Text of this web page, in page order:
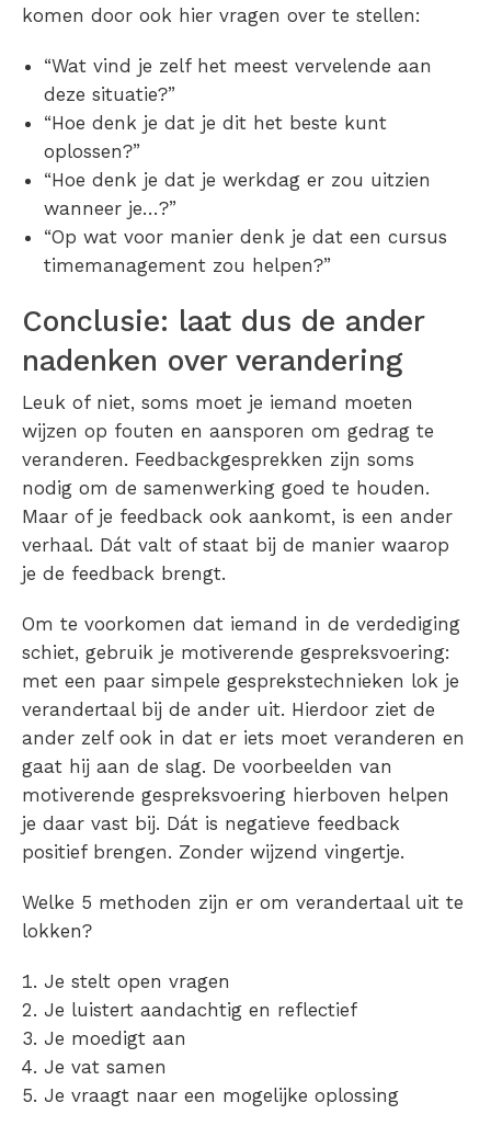
komen door ook hier vragen over te stellen:
“Wat vind je zelf het meest vervelende aan
deze situatie?”
“Hoe denk je dat je dit het beste kunt
oplossen?”
“Hoe denk je dat je werkdag er zou uitzien
wanneer je…?”
“Op wat voor manier denk je dat een cursus
timemanagement zou helpen?”
Conclusie: laat dus de ander
nadenken over verandering
Leuk of niet, soms moet je iemand moeten
wijzen op fouten en aansporen om gedrag te
veranderen. Feedbackgesprekken zijn soms
nodig om de samenwerking goed te houden.
Maar of je feedback ook aankomt, is een ander
verhaal. Dát valt of staat bij de manier waarop
je de feedback brengt.
Om te voorkomen dat iemand in de verdediging
schiet, gebruik je motiverende gespreksvoering:
met een paar simpele gesprekstechnieken lok je
verandertaal bij de ander uit. Hierdoor ziet de
ander zelf ook in dat er iets moet veranderen en
gaat hij aan de slag. De voorbeelden van
motiverende gespreksvoering hierboven helpen
je daar vast bij. Dát is negatieve feedback
positief brengen. Zonder wijzend vingertje.
Welke 5 methoden zijn er om verandertaal uit te
lokken?
Je stelt open vragen
Je luistert aandachtig en reflectief
Je moedigt aan
Je vat samen
Je vraagt naar een mogelijke oplossing